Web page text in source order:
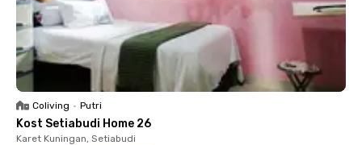
Coliving • Putri
Kost Setiabudi Home 26
Karet Kuningan, Setiabudi